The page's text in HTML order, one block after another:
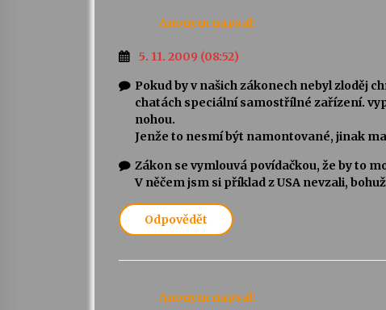
Anonym napsal:
5. 11. 2009 (08:52)
Pokud by v našich zákonech nebyl zloděj
chatách speciální samostřílné zařízení.
nohou.
Jenže to nesmí být namontované, jinak
Zákon se vymlouvá povídačkou, že by to
V něčem jsm si příklad z USA nevzali,
Odpovědět
Anonym napsal: